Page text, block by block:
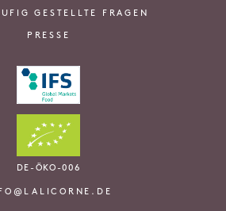
GESTELLTE FRAGEN
PRESSE
DE-ÖKO-006